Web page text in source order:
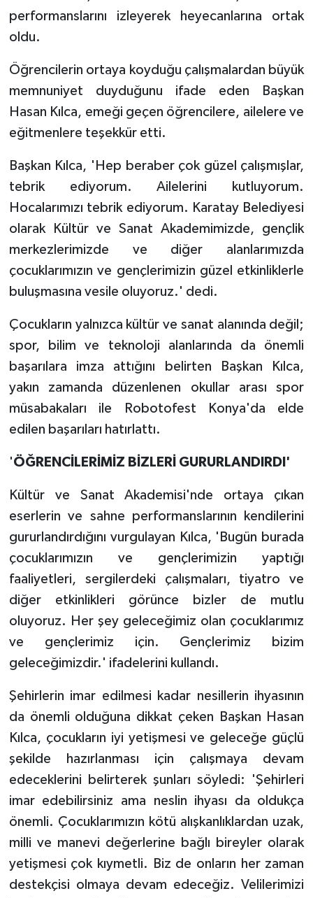
performanslarını izleyerek heyecanlarına ortak
oldu.
Öğrencilerin ortaya koyduğu çalışmalardan büyük
memnuniyet duyduğunu ifade eden Başkan
Hasan Kılca, emeği geçen öğrencilere, ailelere ve
eğitmenlere teşekkür etti.
Başkan Kılca, 'Hep beraber çok güzel çalışmışlar,
tebrik ediyorum. Ailelerini kutluyorum.
Hocalarımızı tebrik ediyorum. Karatay Belediyesi
olarak Kültür ve Sanat Akademimizde, gençlik
merkezlerimizde ve diğer alanlarımızda
çocuklarımızın ve gençlerimizin güzel etkinliklerle
buluşmasına vesile oluyoruz.' dedi.
Çocukların yalnızca kültür ve sanat alanında değil;
spor, bilim ve teknoloji alanlarında da önemli
başarılara imza attığını belirten Başkan Kılca,
yakın zamanda düzenlenen okullar arası spor
müsabakaları ile Robotofest Konya'da elde
edilen başarıları hatırlattı.
'ÖĞRENCİLERİMİZ BİZLERİ GURURLANDIRDI'
Kültür ve Sanat Akademisi'nde ortaya çıkan
eserlerin ve sahne performanslarının kendilerini
gururlandırdığını vurgulayan Kılca, 'Bugün burada
çocuklarımızın ve gençlerimizin yaptığı
faaliyetleri, sergilerdeki çalışmaları, tiyatro ve
diğer etkinlikleri görünce bizler de mutlu
oluyoruz. Her şey geleceğimiz olan çocuklarımız
ve gençlerimiz için. Gençlerimiz bizim
geleceğimizdir.' ifadelerini kullandı.
Şehirlerin imar edilmesi kadar nesillerin ihyasının
da önemli olduğuna dikkat çeken Başkan Hasan
Kılca, çocukların iyi yetişmesi ve geleceğe güçlü
şekilde hazırlanması için çalışmaya devam
edeceklerini belirterek şunları söyledi: 'Şehirleri
imar edebilirsiniz ama neslin ihyası da oldukça
önemli. Çocuklarımızın kötü alışkanlıklardan uzak,
milli ve manevi değerlerine bağlı bireyler olarak
yetişmesi çok kıymetli. Biz de onların her zaman
destekçisi olmaya devam edeceğiz. Velilerimizi